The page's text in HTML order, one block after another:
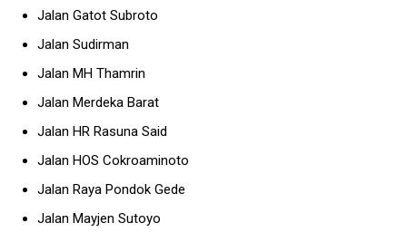
Jalan Gatot Subroto
Jalan Sudirman
Jalan MH Thamrin
Jalan Merdeka Barat
Jalan HR Rasuna Said
Jalan HOS Cokroaminoto
Jalan Raya Pondok Gede
Jalan Mayjen Sutoyo